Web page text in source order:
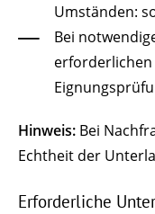
Umständen:
Bei
Hinweis: Bei
Echtheit der
Erforderliche